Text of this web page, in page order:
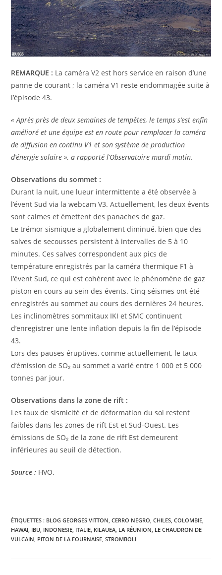
REMARQUE : La caméra V2 est hors service en raison d’une
panne de courant ; la caméra V1 reste endommagée suite à
l’épisode 43.
« Après près de deux semaines de tempêtes, le temps s’est enfin
amélioré et une équipe est en route pour remplacer la caméra
de diffusion en continu V1 et son système de production
d’énergie solaire », a rapporté l’Observatoire mardi matin.
Observations du sommet :
Durant la nuit, une lueur intermittente a été observée à
l’évent Sud via la webcam V3. Actuellement, les deux évents
sont calmes et émettent des panaches de gaz.
Le trémor sismique a globalement diminué, bien que des
salves de secousses persistent à intervalles de 5 à 10
minutes. Ces salves correspondent aux pics de
température enregistrés par la caméra thermique F1 à
l’évent Sud, ce qui est cohérent avec le phénomène de gaz
piston en cours au sein des évents. Cinq séismes ont été
enregistrés au sommet au cours des dernières 24 heures.
Les inclinomètres sommitaux IKI et SMC continuent
d’enregistrer une lente inflation depuis la fin de l’épisode
43.
Lors des pauses éruptives, comme actuellement, le taux
d’émission de SO₂ au sommet a varié entre 1 000 et 5 000
tonnes par jour.
Observations dans la zone de rift :
Les taux de sismicité et de déformation du sol restent
faibles dans les zones de rift Est et Sud-Ouest. Les
émissions de SO₂ de la zone de rift Est demeurent
inférieures au seuil de détection.
Source : HVO.
ÉTIQUETTES : BLOG GEORGES VITTON, CERRO NEGRO, CHILES, COLOMBIE,
HAWAI, IBU, INDONESIE, ITALIE, KILAUEA, LA RÉUNION, LE CHAUDRON DE
VULCAIN, PITON DE LA FOURNAISE, STROMBOLI